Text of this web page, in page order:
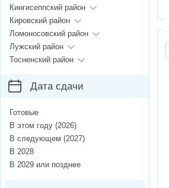
Кингисеппский район
Кировский район
Ломоносовский район
Лужский район
Тосненский район
Дата сдачи
Готовые
В этом году (2026)
В следующем (2027)
В 2028
В 2029 или позднее